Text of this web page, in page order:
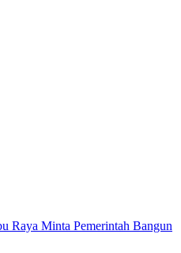
Raya Minta Pemerintah Bangun